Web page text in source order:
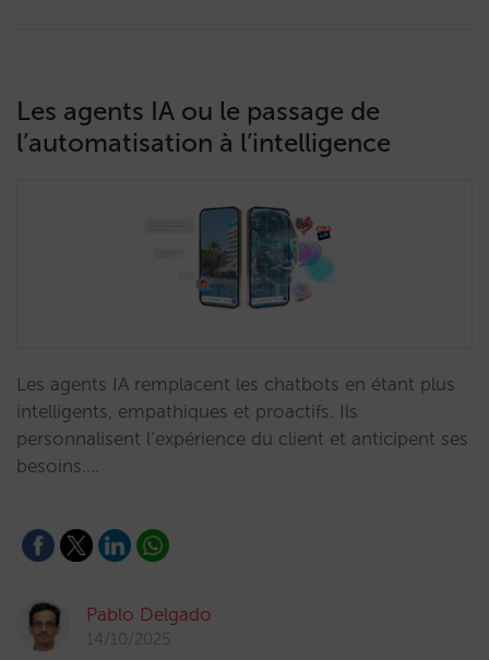
Les agents IA ou le passage de
l’automatisation à l’intelligence
Les agents IA remplacent les chatbots en étant plus
intelligents, empathiques et proactifs. Ils
personnalisent l’expérience du client et anticipent ses
besoins.…
Pablo Delgado
14/10/2025